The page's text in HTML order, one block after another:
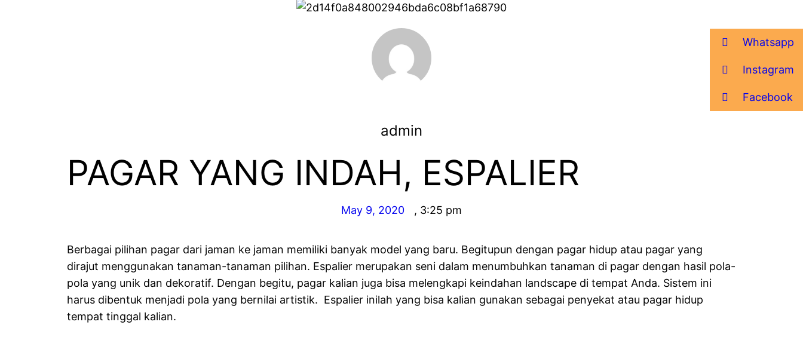
admin
PAGAR YANG INDAH, ESPALIER
May 9, 2020 , 3:25 pm
Berbagai pilihan pagar dari jaman ke jaman memiliki banyak model yang baru. Begitupun dengan pagar hidup atau pagar yang
dirajut menggunakan tanaman-tanaman pilihan. Espalier merupakan seni dalam menumbuhkan tanaman di pagar dengan hasil pola-
pola yang unik dan dekoratif. Dengan begitu, pagar kalian juga bisa melengkapi keindahan landscape di tempat Anda. Sistem ini
harus dibentuk menjadi pola yang bernilai artistik. Espalier inilah yang bisa kalian gunakan sebagai penyekat atau pagar hidup
tempat tinggal kalian.
Whatsapp
Instagram
Facebook